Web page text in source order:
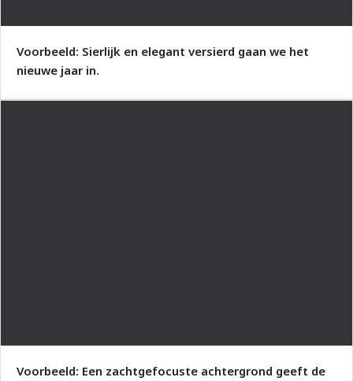
Voorbeeld: Sierlijk en elegant versierd gaan we het
nieuwe jaar in.
Voorbeeld: Een zachtgefocuste achtergrond geeft de